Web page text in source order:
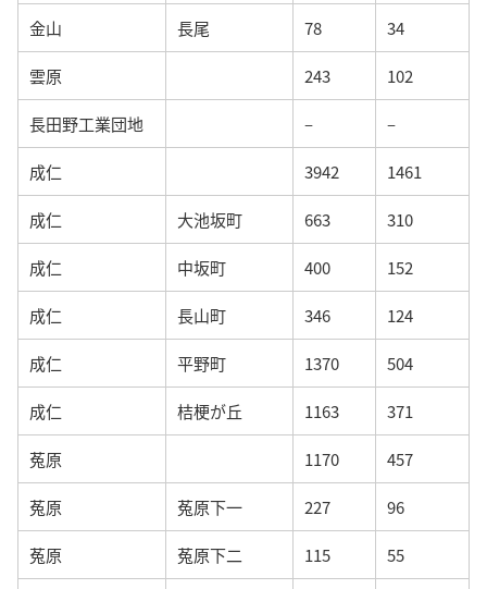
金山 長尾 78 34
雲原 243 102
長田野工業団地 – –
成仁 3942 1461
成仁 大池坂町 663 310
成仁 中坂町 400 152
成仁 長山町 346 124
成仁 平野町 1370 504
成仁 桔梗が丘 1163 371
菟原 1170 457
菟原 菟原下一 227 96
菟原 菟原下二 115 55